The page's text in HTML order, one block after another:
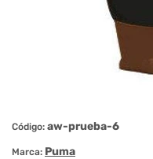
Código: aw-prueba-6
Marca: Puma